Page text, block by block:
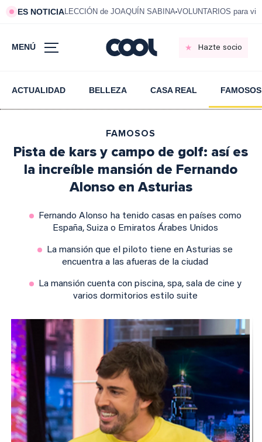
ES NOTICIALECCIÓN de JOAQUÍN SABINA VOLUNTARIOS para
MENÚ Hazte socio
ACTUALIDAD BELLEZA CASA REAL FAMOSOS
FAMOSOS
Pista de kars y campo de golf: así es
la increíble mansión de Fernando
Alonso en Asturias
Fernando Alonso ha tenido casas en países como
España, Suiza o Emiratos Árabes Unidos
La mansión que el piloto tiene en Asturias se
encuentra a las afueras de la ciudad
La mansión cuenta con piscina, spa, sala de cine y
varios dormitorios estilo suite